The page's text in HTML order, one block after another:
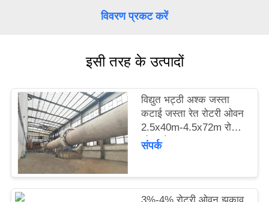
एक
उद्धरण
अनुरोध
करें
विवरण प्रकट करें
इसी तरह के उत्पादों
विद्युत भट्ठी अश्क जस्ता
कटाई जस्ता रेत रोटरी ओवन
2.5x40m-4.5x72m रोटरी
ओवन के साथ
संपर्क